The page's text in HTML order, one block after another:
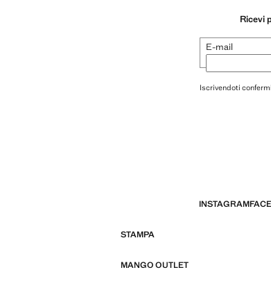
Ricevi
E-mail
Iscrivendoti
INSTAGRAM
STAMPA
MANGO OUTLET